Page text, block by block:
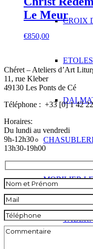
CROIX
MOBILIER
Le Meur
€850,00
Chéret – Ateliers d’Art
11, rue Kleber
49130 Les Ponts de Cé
Téléphone : +33 [0] 1 42
Horaires:
Du lundi au vendredi
9h-12h30
13h30-19h00